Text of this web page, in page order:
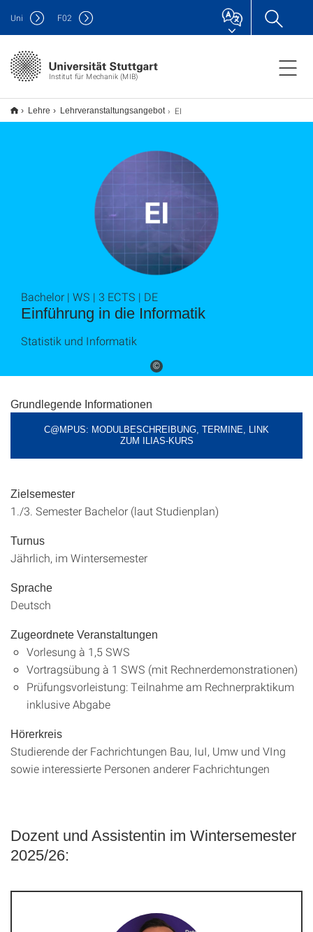
Institut für Mechanik (MIB)
Uni F02
Lehre Lehrveranstaltungsangebot EI
©
Einführung in die Informatik
Bachelor | WS | 3 ECTS | DE
Statistik und Informatik
Grundlegende Informationen
C@MPUS: MODULBESCHREIBUNG, TERMINE, LINK
ZUM ILIAS-KURS
Zielsemester
1./3. Semester Bachelor (laut Studienplan)
Turnus
Jährlich, im Wintersemester
Sprache
Deutsch
Zugeordnete Veranstaltungen
Vorlesung à 1,5 SWS
Vortragsübung à 1 SWS (mit Rechnerdemonstrationen)
Prüfungsvorleistung: Teilnahme am Rechnerpraktikum
inklusive Abgabe
Hörerkreis
Studierende der Fachrichtungen Bau, IuI, Umw und VIng
sowie interessierte Personen anderer Fachrichtungen
Dozent und Assistentin im Wintersemester
2025/26: